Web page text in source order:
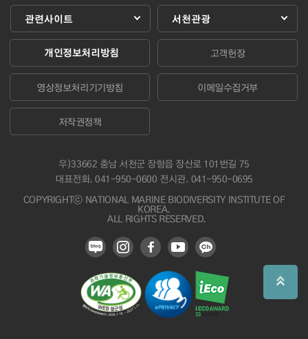
개인정보처리방침 고객헌장
영상정보처리기기방침 이메일수집거부
저작권정책
우)33662 충남 서천군 장항읍 장산로 101번길 75
대표전화.041-950-0600 전시관. 041-950-0695
COPYRIGHTⓒ NATIONAL MARINE BIODIVERSITY INSTITUTE OF
KOREA.
ALL RIGHTS RESERVED.
관련사이트 서천관광